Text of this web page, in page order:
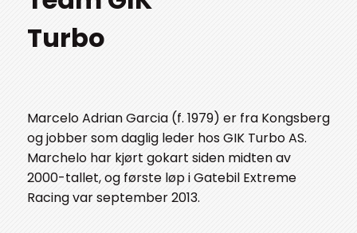
Turbo
Marcelo Adrian Garcia (f. 1979) er fra Kongsberg
og jobber som daglig leder hos GIK Turbo AS.
Marchelo har kjørt gokart siden midten av
2000-tallet, og første løp i Gatebil Extreme
Racing var september 2013.